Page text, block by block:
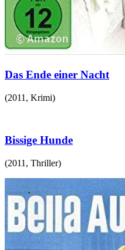
Das Ende einer Nacht
(2011 , Krimi)
Bissige Hunde
(2011 , Thriller)